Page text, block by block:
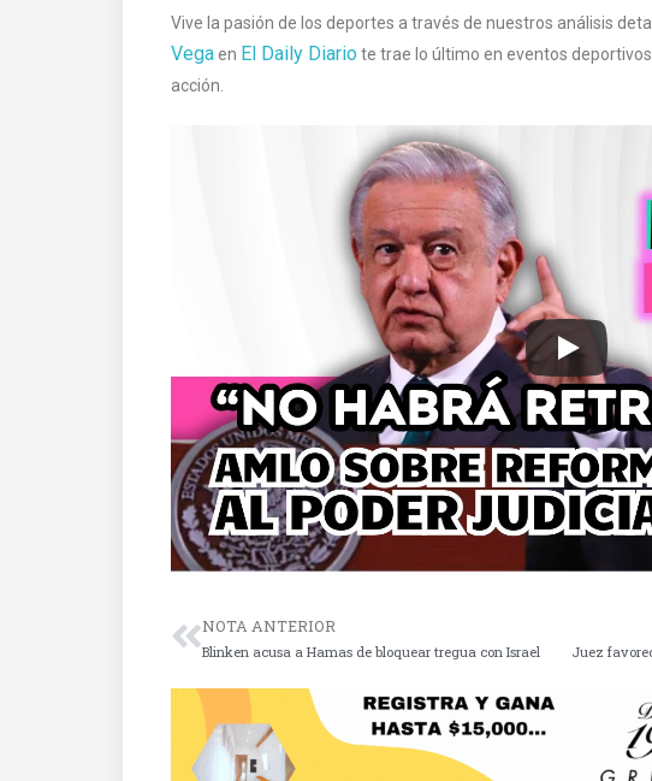
Vive la pasión de los deportes a través de nuestros análisis
Vegaen El Daily Diariote trae lo último en eventos
acción.
NOTA ANTERIOR
Blinken acusa a Hamas de bloquear tregua con Israel Juez